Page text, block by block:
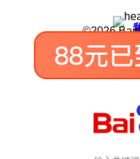
©2026